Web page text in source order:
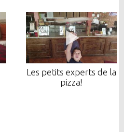
Les petits experts de la
pizza!